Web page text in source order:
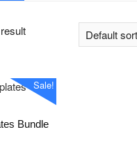
Sale!
Bundle